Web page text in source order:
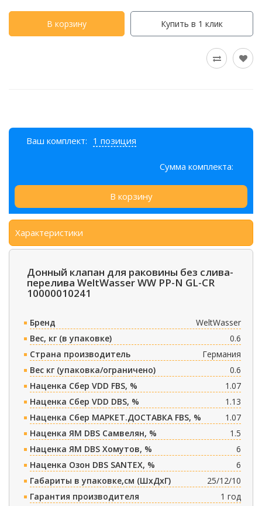
В корзину Купить в 1 клик
Ваш комплект: 1 позиция
Сумма комплекта:
В корзину
Характеристики
Донный клапан для раковины без слива-
перелива WeltWasser WW PP-N GL-CR
10000010241
Бренд
WeltWasser
Вес, кг (в упаковке)
0.6
Страна производитель
Германия
Вес кг (упаковка/ограничено)
0.6
Наценка Сбер VDD FBS, %
1.07
Наценка Сбер VDD DBS, %
1.13
Наценка Сбер МАРКЕТ.ДОСТАВКА FBS, %
1.07
Наценка ЯМ DBS Самвелян, %
1.5
Наценка ЯМ DBS Хомутов, %
6
Наценка Озон DBS SANTEX, %
6
Габариты в упаковке,см (ШxДxГ)
25/12/10
Гарантия производителя
1 год